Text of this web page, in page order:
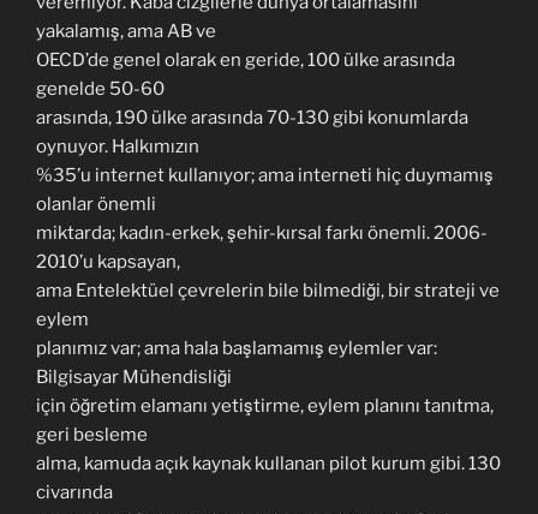
yakalamış, ama AB ve
OECD’de genel olarak en geride, 100 ülke arasında
genelde 50-60
arasında, 190 ülke arasında 70-130 gibi konumlarda
oynuyor. Halkımızın
%35’u internet kullanıyor; ama interneti hiç duymamış
olanlar önemli
miktarda; kadın-erkek, şehir-kırsal farkı önemli. 2006-
2010’u kapsayan,
ama Entelektüel çevrelerin bile bilmediği, bir strateji ve
eylem
planımız var; ama hala başlamamış eylemler var:
Bilgisayar Mühendisliği
için öğretim elamanı yetiştirme, eylem planını tanıtma,
geri besleme
alma, kamuda açık kaynak kullanan pilot kurum gibi. 130
civarında